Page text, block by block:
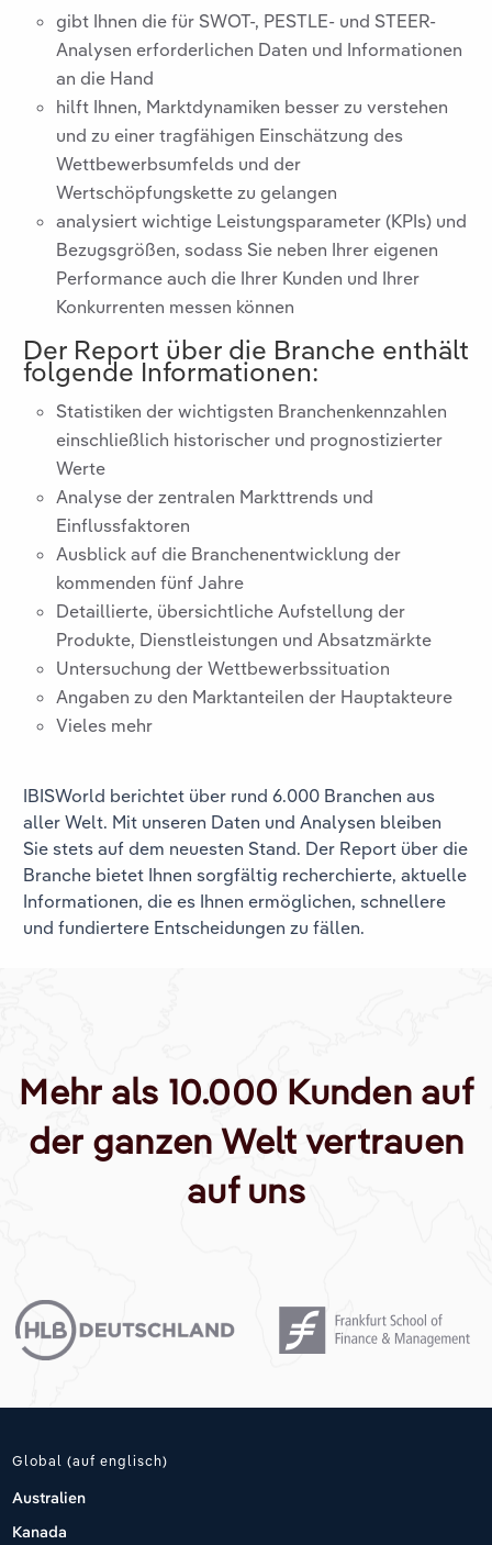
gibt Ihnen die für SWOT-, PESTLE- und STEER-
Analysen erforderlichen Daten und Informationen
an die Hand
hilft Ihnen, Marktdynamiken besser zu verstehen
und zu einer tragfähigen Einschätzung des
Wettbewerbsumfelds und der
Wertschöpfungskette zu gelangen
analysiert wichtige Leistungsparameter (KPIs) und
Bezugsgrößen, sodass Sie neben Ihrer eigenen
Performance auch die Ihrer Kunden und Ihrer
Konkurrenten messen können
Der Report über die Branche enthält
folgende Informationen:
Statistiken der wichtigsten Branchenkennzahlen
einschließlich historischer und prognostizierter
Werte
Analyse der zentralen Markttrends und
Einflussfaktoren
Ausblick auf die Branchenentwicklung der
kommenden fünf Jahre
Detaillierte, übersichtliche Aufstellung der
Produkte, Dienstleistungen und Absatzmärkte
Untersuchung der Wettbewerbssituation
Angaben zu den Marktanteilen der Hauptakteure
Vieles mehr
IBISWorld berichtet über rund 6.000 Branchen aus
aller Welt. Mit unseren Daten und Analysen bleiben
Sie stets auf dem neuesten Stand. Der Report über die
Branche bietet Ihnen sorgfältig recherchierte, aktuelle
Informationen, die es Ihnen ermöglichen, schnellere
und fundiertere Entscheidungen zu fällen.
Mehr als 10.000 Kunden auf
der ganzen Welt vertrauen
auf uns
Global (auf englisch)
Australien
Kanada